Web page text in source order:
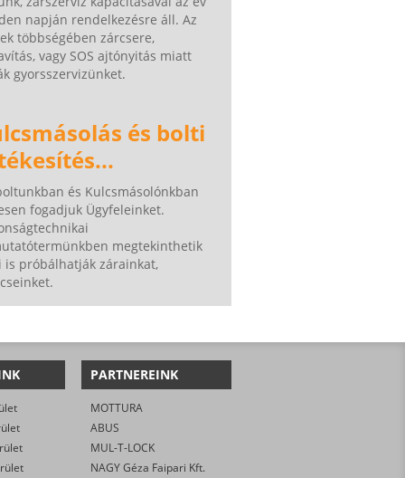
napján rendelkezésre áll. Az
többségében zárcsere,
vagy SOS ajtónyitás miatt
gyorsszervizünket.
és bolti
és Kulcsmásolónkban
fogadjuk Ügyfeleinket.
megtekinthetik
is próbálhatják zárainkat,
PARTNEREINK
MOTTURA
ABUS
MUL-T-LOCK
NAGY Géza Faipari Kft.